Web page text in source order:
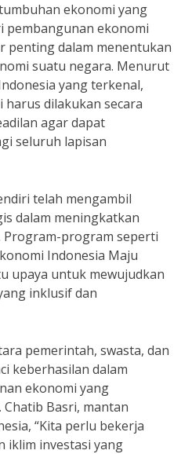
ekonomi yang
pembangunan ekonomi
penting dalam menentukan
suatu negara. Menurut
yang terkenal,
harus dilakukan secara
agar dapat
seluruh lapisan
telah mengambil
dalam meningkatkan
program seperti
Indonesia Maju
upaya untuk mewujudkan
inklusif dan
pemerintah, swasta, dan
keberhasilan dalam
ekonomi yang
Basri, mantan
“Kita perlu bekerja
iklim investasi yang